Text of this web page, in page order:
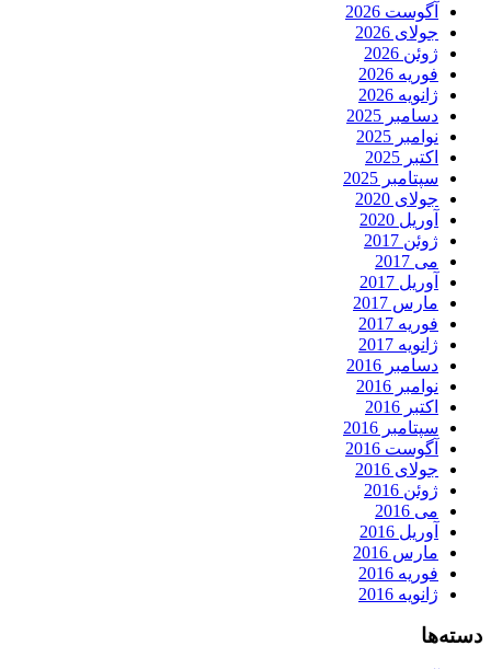
آگوست 2026
جولای 2026
ژوئن 2026
فوریه 2026
ژانویه 2026
دسامبر 2025
نوامبر 2025
اکتبر 2025
سپتامبر 2025
جولای 2020
آوریل 2020
ژوئن 2017
می 2017
آوریل 2017
مارس 2017
فوریه 2017
ژانویه 2017
دسامبر 2016
نوامبر 2016
اکتبر 2016
سپتامبر 2016
آگوست 2016
جولای 2016
ژوئن 2016
می 2016
آوریل 2016
مارس 2016
فوریه 2016
ژانویه 2016
دسته‌ها